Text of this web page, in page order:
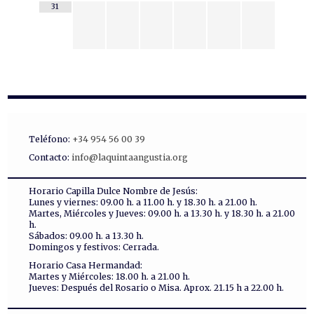
31
Teléfono: +34 954 56 00 39
Contacto: info@laquintaangustia.org
Horario Capilla Dulce Nombre de Jesús:
Lunes y viernes: 09.00 h. a 11.00 h. y 18.30 h. a 21.00 h.
Martes, Miércoles y Jueves: 09.00 h. a 13.30 h. y 18.30 h. a 21.00
h.
Sábados: 09.00 h. a 13.30 h.
Domingos y festivos: Cerrada.
Horario Casa Hermandad:
Martes y Miércoles: 18.00 h. a 21.00 h.
Jueves: Después del Rosario o Misa. Aprox. 21.15 h a 22.00 h.